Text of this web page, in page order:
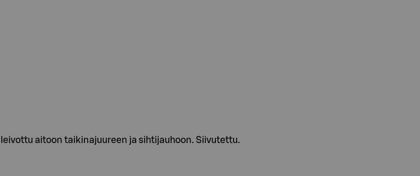
aitoon taikinajuureen ja sihtijauhoon. Siivutettu.